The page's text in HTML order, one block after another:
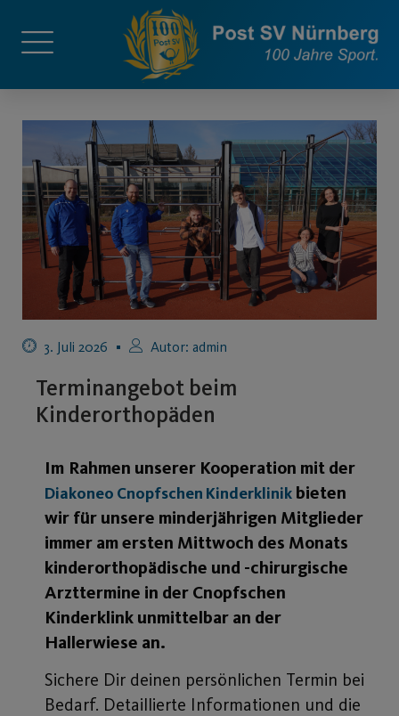
3. Juli 2026 Autor: admin
Terminangebot beim
Kinderorthopäden
Im Rahmen unserer Kooperation mit der
Diakoneo Cnopfschen Kinderklinik bieten
wir für unsere minderjährigen Mitglieder
immer am ersten Mittwoch des Monats
kinderorthopädische und -chirurgische
Arzttermine in der Cnopfschen
Kinderklink unmittelbar an der
Hallerwiese an.
Sichere Dir deinen persönlichen Termin bei
Bedarf. Detaillierte Informationen und die